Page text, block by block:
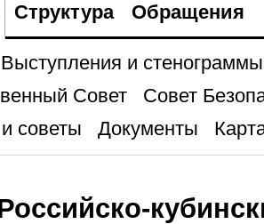
Структура Обращения
Выступления и стенограммы
Совет
Совет
советы
Документы